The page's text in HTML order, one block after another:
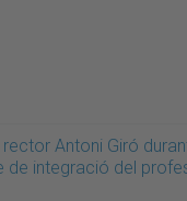
Antoni Giró
de integració del